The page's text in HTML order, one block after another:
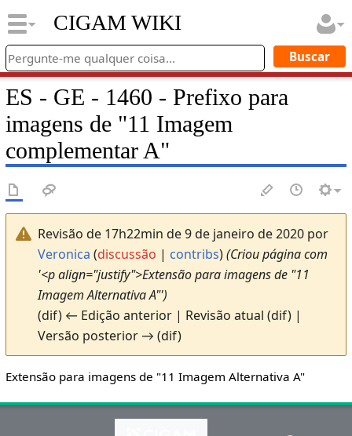
CIGAM WIKI
ES - GE - 1460 - Prefixo para
imagens de "11 Imagem
complementar A"
Revisão de 17h22min de 9 de janeiro de 2020 por
Veronica (discussão | contribs)(Criou página com
'<p align="justify">Extensão para imagens de "11
Imagem Alternativa A"')
(dif) ← Edição anterior | Revisão atual (dif) |
Versão posterior → (dif)
Extensão para imagens de "11 Imagem Alternativa A"